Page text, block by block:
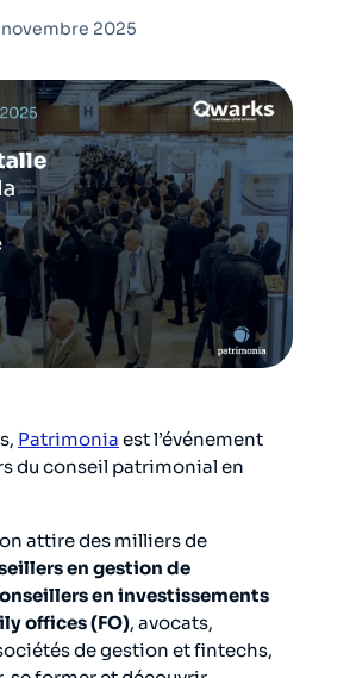
novembre 2025
Patrimonia est l’événement
du conseil patrimonial en
attire des milliers de
en gestion de
en investissements
offices (FO), avocats,
de gestion et fintechs,